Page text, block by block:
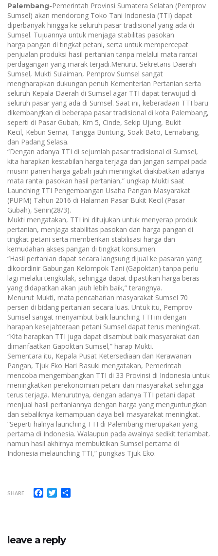
Palembang-Pemerintah Provinsi Sumatera Selatan (Pemprov
Sumsel) akan mendorong Toko Tani Indonesia (TTI) dapat
diperbanyak hingga ke seluruh pasar tradisional yang ada di
Sumsel. Tujuannya untuk menjaga stabilitas pasokan
harga pangan di tingkat petani, serta untuk mempercepat
penjualan produksi hasil pertanian tanpa melalui mata rantai
perdagangan yang marak terjadi.Menurut Sekretaris Daerah
Sumsel, Mukti Sulaiman, Pemprov Sumsel sangat
mengharapkan dukungan penuh Kementerian Pertanian serta
seluruh Kepala Daerah di Sumsel agar TTI dapat terwujud di
seluruh pasar yang ada di Sumsel. Saat ini, keberadaan TTI baru
dikembangkan di beberapa pasar tradisional di kota Palembang,
seperti di Pasar Gubah, Km 5, Cinde, Sekip Ujung, Bukit
Kecil, Kebun Semai, Tangga Buntung, Soak Bato, Lemabang,
dan Padang Selasa.
“Dengan adanya TTI di sejumlah pasar tradisional di Sumsel,
kita harapkan kestabilan harga terjaga dan jangan sampai pada
musim panen harga gabah jauh meningkat diakibatkan adanya
mata rantai pasokan hasil pertanian,” ungkap Mukti saat
Launching TTI Pengembangan Usaha Pangan Masyarakat
(PUPM) Tahun 2016 di Halaman Pasar Bukit Kecil (Pasar
Gubah), Senin(28/3).
Mukti mengatakan, TTI ini ditujukan untuk menyerap produk
pertanian, menjaga stabilitas pasokan dan harga pangan di
tingkat petani serta memberikan stabilisasi harga dan
kemudahan akses pangan di tingkat konsumen.
“Hasil pertanian dapat secara langsung dijual ke pasaran yang
dikoordinir Gabungan Kelompok Tani (Gapoktan) tanpa perlu
lagi melalui tengkulak, sehingga dapat dipastikan harga beras
yang didapatkan akan jauh lebih baik,” terangnya.
Menurut Mukti, mata pencaharian masyarakat Sumsel 70
persen di bidang pertanian secara luas. Untuk itu, Pemprov
Sumsel sangat menyambut baik launching TTI ini dengan
harapan kesejahteraan petani Sumsel dapat terus meningkat.
“Kita harapkan TTI juga dapat disambut baik masyarakat dan
dimanfaatkan Gapoktan Sumsel,” harap Mukti.
Sementara itu, Kepala Pusat Ketersediaan dan Kerawanan
Pangan, Tjuk Eko Hari Basuki mengatakan, Pemerintah
mencoba mengembangkan TTI di 33 Provinsi di Indonesia untuk
meningkatkan perekonomian petani dan masyarakat sehingga
terus terjaga. Menurutnya, dengan adanya TTI petani dapat
menjual hasil pertaniannya dengan harga yang menguntungkan
dan sebaliknya kemampuan daya beli masyarakat meningkat.
“Seperti halnya launching TTI di Palembang merupakan yang
pertama di Indonesia. Walaupun pada awalnya sedikit terlambat,
namun hasil akhirnya membuktikan Sumsel pertama di
Indonesia melaunching TTI,” pungkas Tjuk Eko.
SHARE Facebook
Twitter
leave a reply